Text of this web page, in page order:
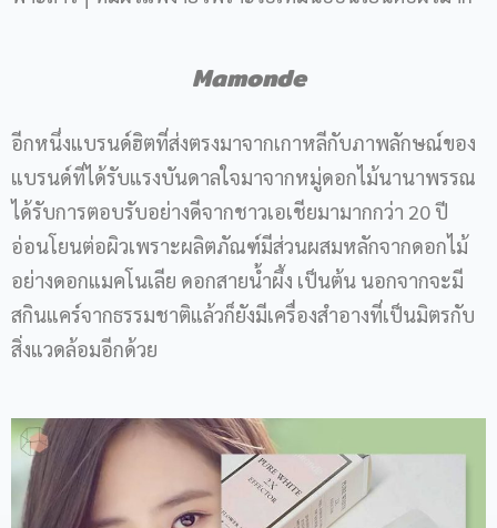
Mamonde
อีกหนึ่งแบรนด์ฮิตที่ส่งตรงมาจากเกาหลีกับภาพลักษณ์ของ
แบรนด์ที่ได้รับแรงบันดาลใจมาจากหมู่ดอกไม้นานาพรรณ
ได้รับการตอบรับอย่างดีจากชาวเอเชียมามากกว่า 20 ปี
อ่อนโยนต่อผิวเพราะผลิตภัณฑ์มีส่วนผสมหลักจากดอกไม้
อย่างดอกแมคโนเลีย ดอกสายน้ำผึ้ง เป็นต้น นอกจากจะมี
สกินแคร์จากธรรมชาติแล้วก็ยังมีเครื่องสำอางที่เป็นมิตรกับ
สิ่งแวดล้อมอีกด้วย